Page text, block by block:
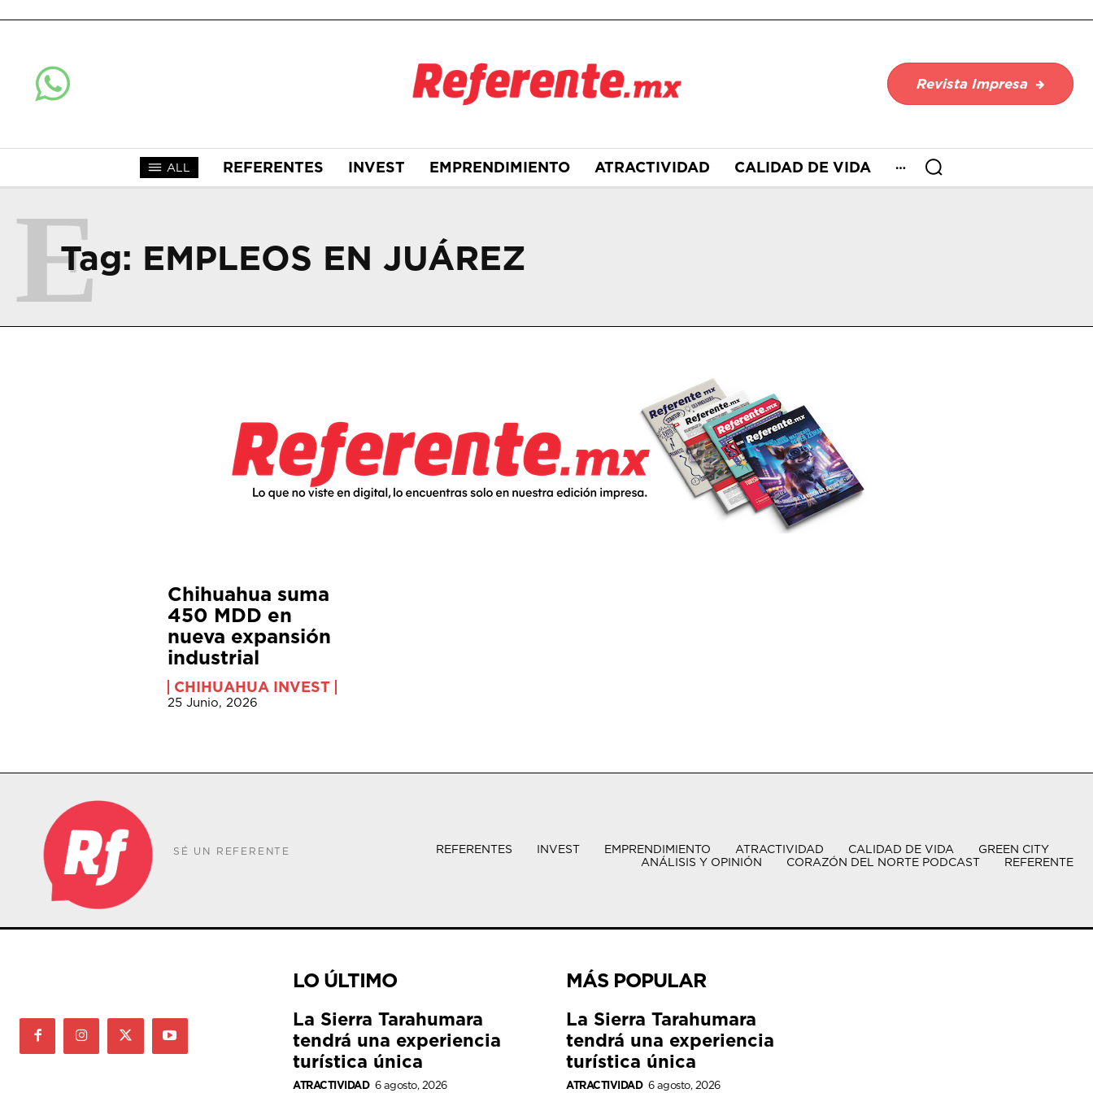
Revista Impresa
ALL REFERENTES INVEST EMPRENDIMIENTO ATRACTIVIDAD CALIDAD DE VIDA
Tag: EMPLEOS EN JUÁREZ
E
Chihuahua suma
450 MDD en
nueva expansión
industrial
CHIHUAHUA INVEST
25 Junio, 2026
SÉ UN REFERENTE REFERENTES INVEST EMPRENDIMIENTO ATRACTIVIDAD CALIDAD DE VIDA
GREEN CITY
ANÁLISIS Y OPINIÓN
CORAZÓN DEL NORTE PODCAST REFERENTE
LO ÚLTIMO
La Sierra Tarahumara
tendrá una experiencia
turística única
ATRACTIVIDAD 6 agosto, 2026
MÁS POPULAR
La Sierra Tarahumara
tendrá una experiencia
turística única
ATRACTIVIDAD 6 agosto, 2026